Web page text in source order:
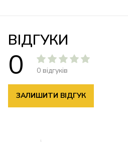
ВІДГУКИ
0 0 відгуків
ЗАЛИШИТИ ВІДГУК